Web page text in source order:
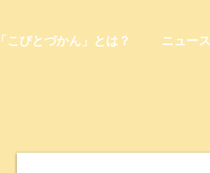
「こびとづかん」とは？ ニュース